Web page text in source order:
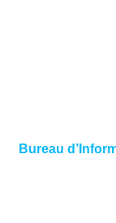
Bureau